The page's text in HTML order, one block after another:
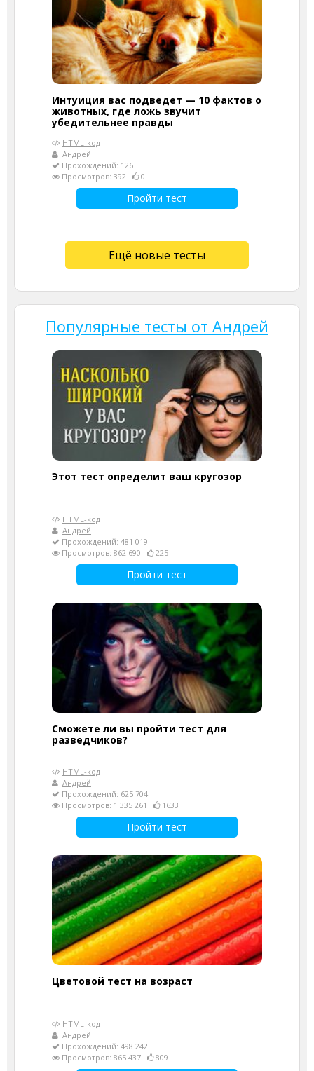
Интуиция вас подведет — 10 фактов о
животных, где ложь звучит
убедительнее правды
HTML-код
Андрей
Прохождений: 126
Просмотров: 392
0
Пройти тест
Ещё новые тесты
Популярные тесты от Андрей
Этот тест определит ваш кругозор
HTML-код
Андрей
Прохождений: 481 019
Просмотров: 862 690
225
Пройти тест
Сможете ли вы пройти тест для
разведчиков?
HTML-код
Андрей
Прохождений: 625 704
Просмотров: 1 335 261
1633
Пройти тест
Цветовой тест на возраст
HTML-код
Андрей
Прохождений: 498 242
Просмотров: 865 437
809